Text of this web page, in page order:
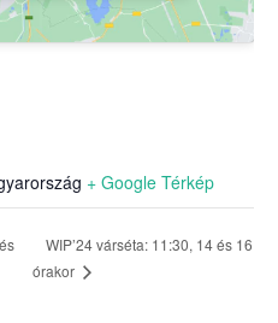
+ Google Térkép
WIP’24 várséta: 11:30, 14 és 16
órakor